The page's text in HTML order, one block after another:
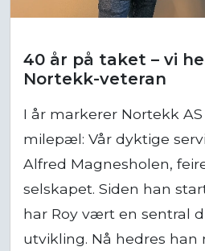
Nortekk-veteran
I år markerer Nortekk AS
milepæl: Vår dyktige
Alfred Magnesholen,
selskapet. Siden han
har Roy vært en sentral
utvikling. Nå hedres han
lang og tro tjeneste fra